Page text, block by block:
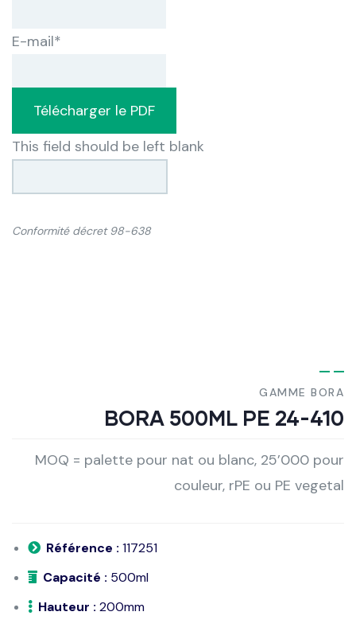
E-mail*
Télécharger le PDF
This field should be left blank
Conformité décret 98-638
GAMME BORA
BORA 500ML PE 24-410
MOQ = palette pour nat ou blanc, 25’000 pour
couleur, rPE ou PE vegetal
Référence : 117251
Capacité : 500ml
Hauteur : 200mm